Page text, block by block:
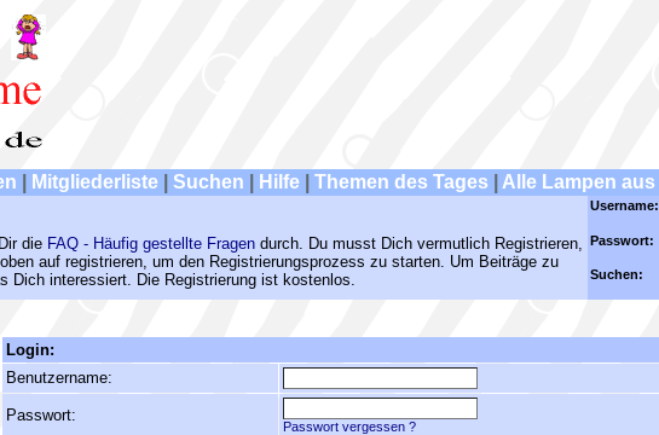
Mitgliederliste Suchen Hilfe Themen des Tages Alle Lampen aus
die FAQ - Häufig gestellte Fragen durch. Du musst Dich vermutlich Registrieren,
auf registrieren, um den Registrierungsprozess zu starten. Um Beiträge zu
Dich interessiert. Die Registrierung ist kostenlos.
Username:
Passwort:
Suchen:
Login:
Benutzername:
Passwort:
Passwort vergessen ?